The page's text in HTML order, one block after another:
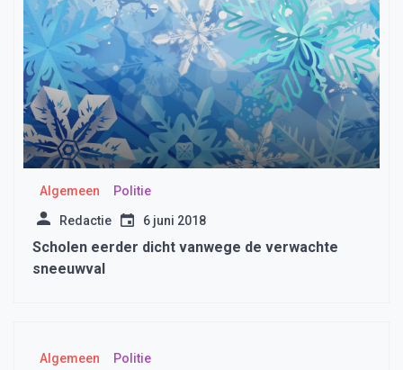
Algemeen Politie
Redactie 6 juni 2018
Scholen eerder dicht vanwege de verwachte
sneeuwval
Algemeen Politie